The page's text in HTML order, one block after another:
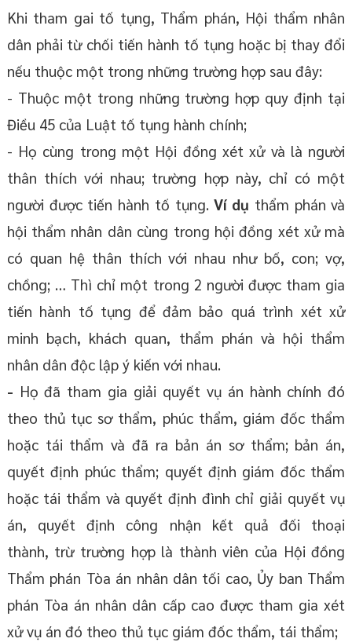
Khi tham gai tố tụng, Thẩm phán, Hội thẩm nhân
dân phải từ chối tiến hành tố tụng hoặc bị thay đổi
nếu thuộc một trong những trường hợp sau đây:
- Thuộc một trong những trường hợp quy định tại
Điều 45 của Luật tố tụng hành chính;
- Họ cùng trong một Hội đồng xét xử và là người
thân thích với nhau; trường hợp này, chỉ có một
người được tiến hành tố tụng.Ví dụ thẩm phán và
hội thẩm nhân dân cùng trong hội đồng xét xử mà
có quan hệ thân thích với nhau như bố, con; vợ,
chồng; … Thì chỉ một trong 2 người được tham gia
tiến hành tố tụng để đảm bảo quá trình xét xử
minh bạch, khách quan, thẩm phán và hội thẩm
nhân dân độc lập ý kiến với nhau.
- Họ đã tham gia giải quyết vụ án hành chính đó
theo thủ tục sơ thẩm, phúc thẩm, giám đốc thẩm
hoặc tái thẩm và đã ra bản án sơ thẩm; bản án,
quyết định phúc thẩm; quyết định giám đốc thẩm
hoặc tái thẩm và quyết định đình chỉ giải quyết vụ
án, quyết định công nhận kết quả đối thoại
thành, trừ trường hợp là thành viên của Hội đồng
Thẩm phán Tòa án nhân dân tối cao, Ủy ban Thẩm
phán Tòa án nhân dân cấp cao được tham gia xét
xử vụ án đó theo thủ tục giám đốc thẩm, tái thẩm;